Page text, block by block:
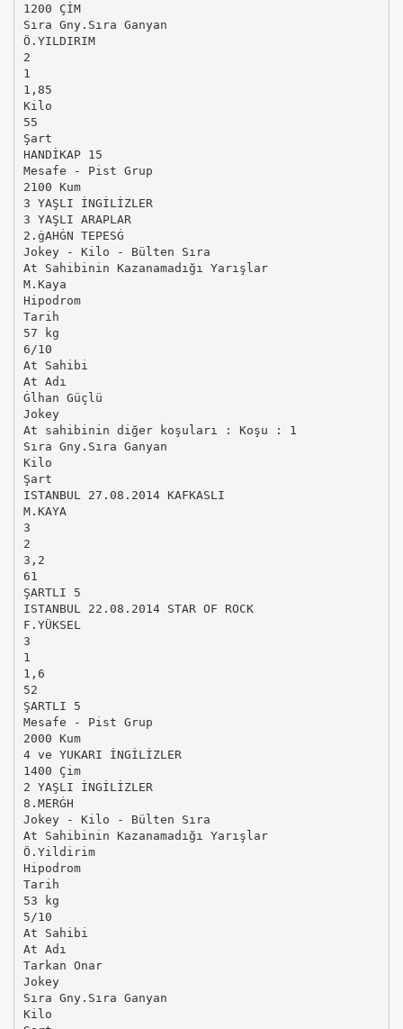
1200 ÇİM
Sıra Gny.Sıra Ganyan
Ö.YILDIRIM
2
1
1,85
Kilo
55
Şart
HANDİKAP 15
Mesafe - Pist Grup
2100 Kum
3 YAŞLI İNGİLİZLER
3 YAŞLI ARAPLAR
2.ġAHĠN TEPESĠ
Jokey - Kilo - Bülten Sıra
At Sahibinin Kazanamadığı Yarışlar
M.Kaya
Hipodrom
Tarih
57 kg
6/10
At Sahibi
At Adı
Ġlhan Güçlü
Jokey
At sahibinin diğer koşuları : Koşu : 1
Sıra Gny.Sıra Ganyan
Kilo
Şart
ISTANBUL 27.08.2014 KAFKASLI
M.KAYA
3
2
3,2
61
ŞARTLI 5
ISTANBUL 22.08.2014 STAR OF ROCK
F.YÜKSEL
3
1
1,6
52
ŞARTLI 5
Mesafe - Pist Grup
2000 Kum
4 ve YUKARI İNGİLİZLER
1400 Çim
2 YAŞLI İNGİLİZLER
8.MERĠH
Jokey - Kilo - Bülten Sıra
At Sahibinin Kazanamadığı Yarışlar
Ö.Yildirim
Hipodrom
Tarih
53 kg
5/10
At Sahibi
At Adı
Tarkan Onar
Jokey
Sıra Gny.Sıra Ganyan
Kilo